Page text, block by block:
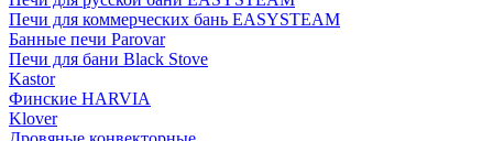
Печи для коммерческих бань EASYSTEAM
Банные печи Parovar
Печи для бани Black Stove
Kastor
Финские HARVIA
Klover